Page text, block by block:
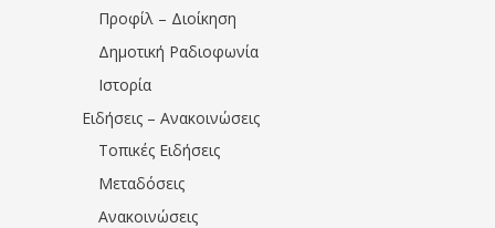
Προφίλ – Διοίκηση
Δημοτική Ραδιοφωνία
Ιστορία
Ειδήσεις – Ανακοινώσεις
Τοπικές Ειδήσεις
Μεταδόσεις
Ανακοινώσεις